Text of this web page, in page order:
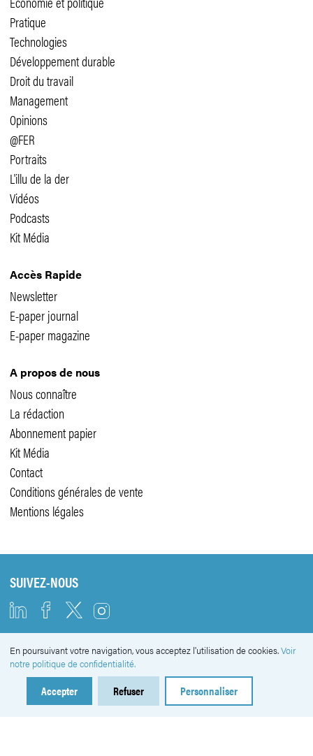
Pratique
Technologies
Développement durable
Droit du travail
Management
Opinions
@FER
Portraits
L'illu de la der
Vidéos
Podcasts
Kit Média
Accès Rapide
Newsletter
E-paper journal
E-paper magazine
A propos de nous
Nous connaître
La rédaction
Abonnement papier
Kit Média
Contact
Conditions générales de vente
Mentions légales
SUIVEZ-NOUS
NEWSLETTER
En poursuivant votre navigation, vous acceptez l'utilisation de cookies.Voir
notre politique de confidentialité.
Accepter Refuser Personnaliser